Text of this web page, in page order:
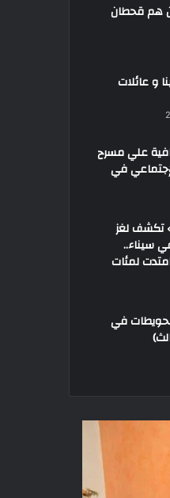
هم قحطان
و عائلات
علي مسرح
في
تكشف لغز
سيناء..
لمئات
في